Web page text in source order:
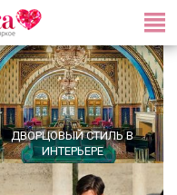
ДВОРЦОВЫЙ СТИЛЬ В
ИНТЕРЬЕРЕ